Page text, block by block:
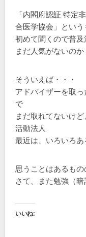
「内閣府認証 特定
合医学協会」とい
初めて聞くので普及
まだ人気がないのか
そういえば・・・
アドバイザーを取
で
まだ取れてないけ
活動法人
最近は、いろいろあ
思うことはあるもの
さて、また勉強（
いいね: